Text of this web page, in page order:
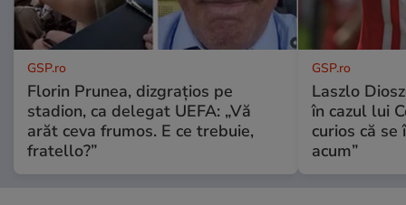
GSP.ro
Florin Prunea, dizgrațios pe
stadion, ca delegat UEFA: „Vă
arăt ceva frumos. E ce trebuie,
fratello?”
GSP.ro
Laszlo
în cazul lui
curios că
acum”